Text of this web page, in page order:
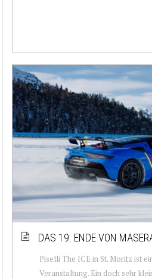
DAS 19. ENDE VON
Piselli The ICE in St. Moritz ist
Veranstaltung. Ein doch sehr